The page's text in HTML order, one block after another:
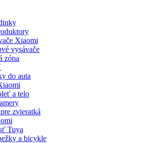
Xiaomi
vysávače
zóna
do auta
a telo
zvieratká
Tuya
a bicykle